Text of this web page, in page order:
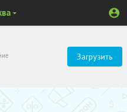
Загрузить